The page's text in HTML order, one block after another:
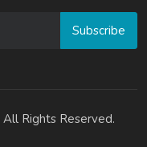
Subscribe
Rights Reserved.